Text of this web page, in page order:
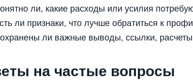
ли, какие расходы или усилия
ли признаки, что лучше обратиться к
ли важные выводы, ссылки,
на частые вопросы